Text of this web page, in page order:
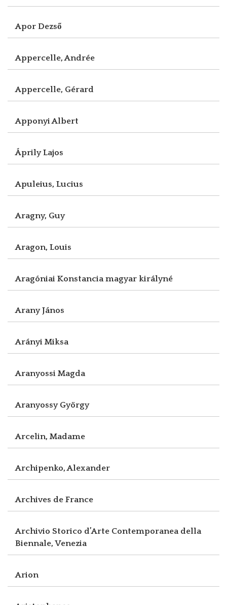
Apor Dezső
Appercelle, Andrée
Appercelle, Gérard
Apponyi Albert
Áprily Lajos
Apuleius, Lucius
Aragny, Guy
Aragon, Louis
Aragóniai Konstancia magyar királyné
Arany János
Arányi Miksa
Aranyossi Magda
Aranyossy György
Arcelin, Madame
Archipenko, Alexander
Archives de France
Archivio Storico d’Arte Contemporanea della
Biennale, Venezia
Arion